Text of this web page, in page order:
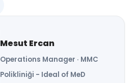
Mesut Ercan
Operations Manager · MMC
Polikliniği - Ideal of MeD